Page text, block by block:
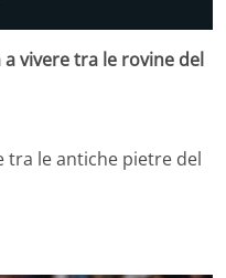
vivere tra le rovine del
tra le antiche pietre del